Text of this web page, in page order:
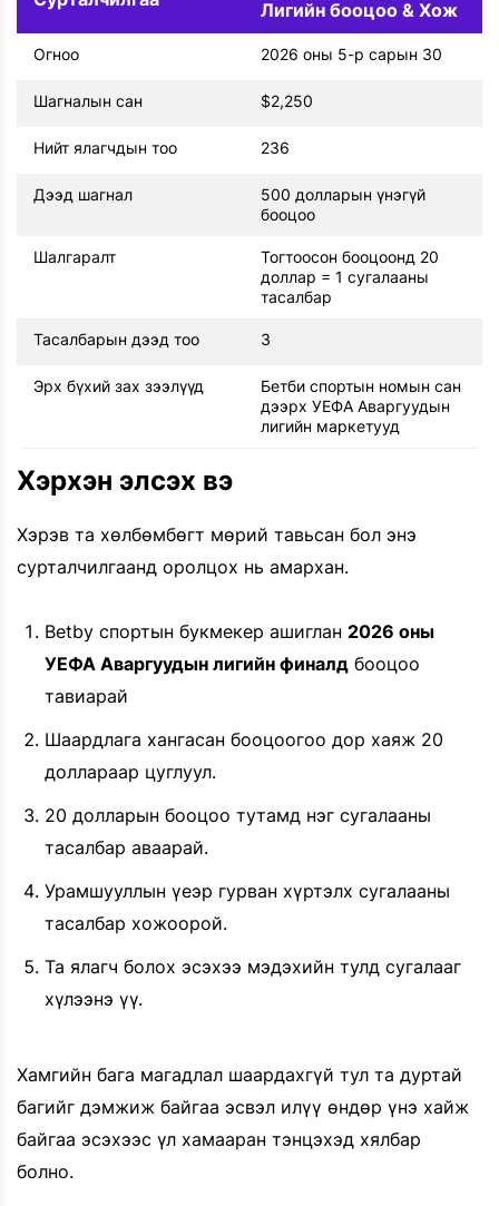
Лигийн бооцоо & Хож
Огноо 2026 оны 5-р сарын 30
Шагналын сан $2,250
Нийт ялагчдын тоо 236
Дээд шагнал
500 долларын үнэгүй
бооцоо
Шалгаралт
Тогтоосон бооцоонд 20
доллар = 1 сугалааны
тасалбар
Тасалбарын дээд тоо 3
Эрх бүхий зах зээлүүд
Бетби спортын номын сан
дээрх УЕФА Аваргуудын
лигийн маркетууд
Хэрхэн элсэх вэ
Хэрэв та хөлбөмбөгт мөрий тавьсан бол энэ
сурталчилгаанд оролцох нь амархан.
Betby спортын букмекер ашиглан 2026 оны
УЕФА Аваргуудын лигийн финалд бооцоо
тавиарай
Шаардлага хангасан бооцоогоо дор хаяж 20
доллараар цуглуул.
20 долларын бооцоо тутамд нэг сугалааны
тасалбар аваарай.
Урамшууллын үеэр гурван хүртэлх сугалааны
тасалбар хожоорой.
Та ялагч болох эсэхээ мэдэхийн тулд сугалааг
хүлээнэ үү.
Хамгийн бага магадлал шаардахгүй тул та дуртай
багийг дэмжиж байгаа эсвэл илүү өндөр үнэ хайж
байгаа эсэхээс үл хамааран тэнцэхэд хялбар
болно.